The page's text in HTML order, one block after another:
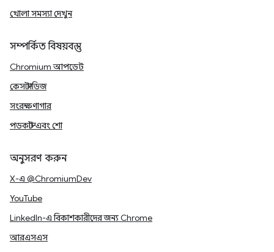
খোলা সমস্যা দেখুন
সম্পর্কিত বিষয়বস্তু
Chromium আপডেট
কেস স্টাডিজ
সংরক্ষণাগার
পডকাস্ট এবং শো
অনুসরণ করুন
X-এ @ChromiumDev
YouTube
LinkedIn-এ বিকাশকারীদের জন্য Chrome
আরএসএস